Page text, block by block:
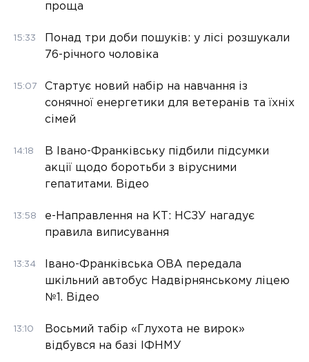
проща
15:33
Понад три доби пошуків: у лісі розшукали
76-річного чоловіка
15:07
Стартує новий набір на навчання із
сонячної енергетики для ветеранів та їхніх
сімей
14:18
В Івано-Франківську підбили підсумки
акції щодо боротьби з вірусними
гепатитами. Відео
13:58
е-Направлення на КТ: НСЗУ нагадує
правила виписування
13:34
Івано-Франківська ОВА передала
шкільний автобус Надвірнянському ліцею
№1. Відео
13:10
Восьмий табір «Глухота не вирок»
відбувся на базі ІФНМУ